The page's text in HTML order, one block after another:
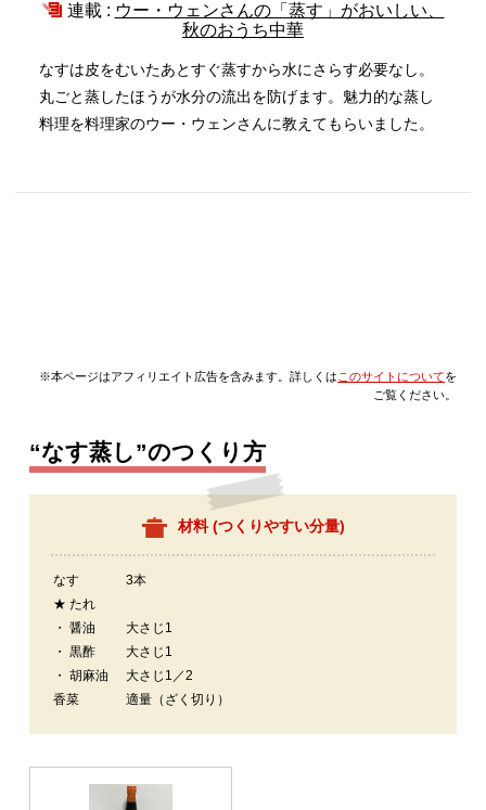
連載 : ウー・ウェンさんの「蒸す」がおいしい、
秋のおうち中華
なすは皮をむいたあとすぐ蒸すから水にさらす必要なし。
丸ごと蒸したほうが水分の流出を防げます。魅力的な蒸し
料理を料理家のウー・ウェンさんに教えてもらいました。
※本ページはアフィリエイト広告を含みます。詳しくは このサイトについてを
ご覧ください。
“なす蒸し”のつくり方
材料 (つくりやすい分量)
なす
3本
★ たれ
・ 醤油
大さじ1
・ 黒酢
大さじ1
・ 胡麻油
大さじ1／2
香菜
適量（ざく切り）